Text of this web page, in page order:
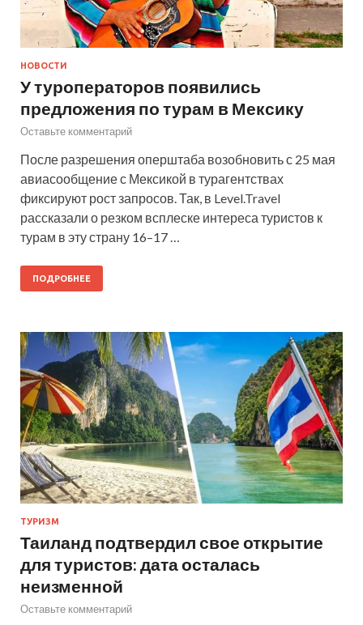
НОВОСТИ
У туроператоров появились
предложения по турам в Мексику
Оставьте комментарий
После разрешения оперштаба возобновить с 25 мая
авиасообщение с Мексикой в турагентствах
фиксируют рост запросов. Так, в Level.Travel
рассказали о резком всплеске интереса туристов к
турам в эту страну 16–17 …
ПОДРОБНЕЕ
ТУРИЗМ
Таиланд подтвердил свое открытие
для туристов: дата осталась
неизменной
Оставьте комментарий